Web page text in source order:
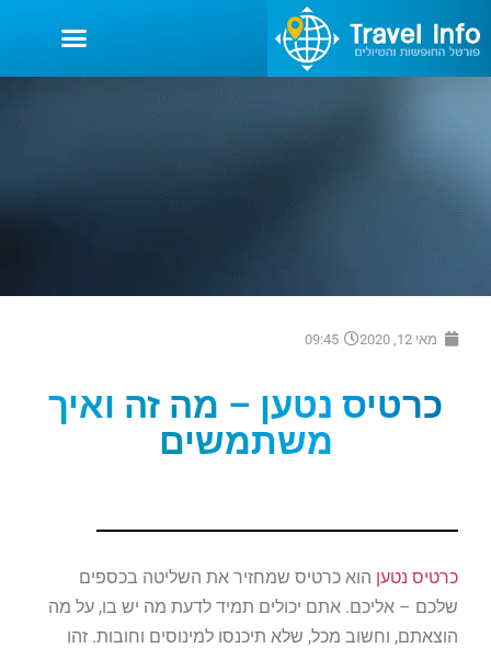
מאי 12, 2020 09:45
כרטיס נטען – מה זה ואיך
משתמשים
כרטיס נטען הוא כרטיס שמחזיר את השליטה בכספים
שלכם – אליכם. אתם יכולים תמיד לדעת מה יש בו, על מה
הוצאתם, וחשוב מכל, שלא תיכנסו למינוסים וחובות. זהו